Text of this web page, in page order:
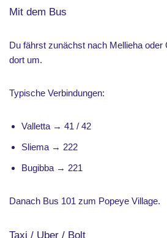
Mit dem Bus
Du fährst zunächst nach Mellieha oder
dort um.
Typische Verbindungen:
Valletta → 41 / 42
Sliema → 222
Bugibba → 221
Danach Bus 101 zum Popeye Village.
Taxi / Uber / Bolt